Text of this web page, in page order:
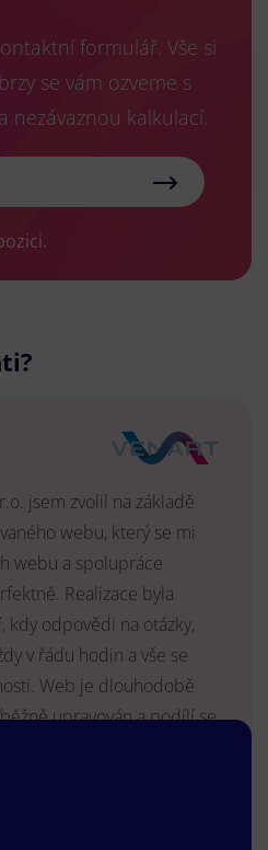
formulář. Vše si
se vám ozveme s
nezávaznou kalkulací.
jsem zvolil na základě
webu, který se mi
webu a spolupráce
Realizace byla
kdy odpovědi na otázky,
v řádu hodin a vše se
Web je dlouhodobě
upravován a podílí se
značky.